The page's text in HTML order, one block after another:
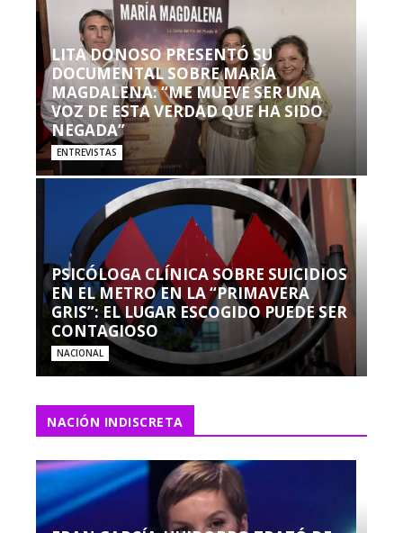
LITA DONOSO PRESENTÓ SU
DOCUMENTAL SOBRE MARÍA
MAGDALENA: “ME MUEVE SER UNA
VOZ DE ESTA VERDAD QUE HA SIDO
NEGADA”
ENTREVISTAS
PSICÓLOGA CLÍNICA SOBRE SUICIDIOS
EN EL METRO EN LA “PRIMAVERA
GRIS”: EL LUGAR ESCOGIDO PUEDE SER
CONTAGIOSO
NACIONAL
NACIÓN INDISCRETA